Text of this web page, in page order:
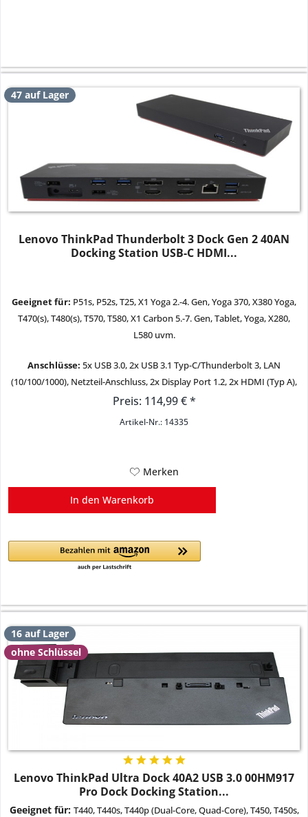
47 auf Lager
Lenovo ThinkPad Thunderbolt 3 Dock Gen 2 40AN
Docking Station USB-C HDMI...
Geeignet für: P51s, P52s, T25, X1 Yoga 2.-4. Gen, Yoga 370, X380 Yoga,
T470(s), T480(s), T570, T580, X1 Carbon 5.-7. Gen, Tablet, Yoga, X280,
L580 uvm.
Anschlüsse:5x USB 3.0, 2x USB 3.1 Typ-C/Thunderbolt 3, LAN
(10/100/1000), Netzteil-Anschluss, 2x Display Port 1.2, 2x HDMI (Typ A),
1x Audio-Anschluss Stereo + Mikro kombiniert, Kensington-Lock
Preis: 114,99 € *
Artikel-Nr.: 14335
Merken
In den Warenkorb
16 auf Lager
ohne Schlüssel
Lenovo ThinkPad Ultra Dock 40A2 USB 3.0 00HM917
Pro Dock Docking Station...
Geeignet für: T440, T440s, T440p (Dual-Core, Quad-Core), T450, T450s,